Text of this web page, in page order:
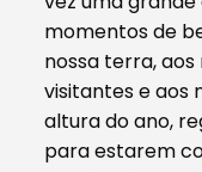
momentos de
nossa terra, aos
visitantes e aos
altura do ano,
para estarem